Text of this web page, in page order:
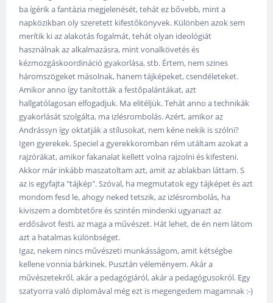
ba ígérik a fantázia megjelenését, tehát ez bővebb, mint a
napközikban oly szeretett kifestőkönyvek. Különben azok sem
merítik ki az alakotás fogalmát, tehát olyan ideológiát
használnak az alkalmazásra, mint vonalkövetés és
kézmozgáskoordináció gyakorlása, stb. Értem, nem szines
háromszögeket másolnak, hanem tájképeket, csendéleteket.
Amikor anno így tanították a festőpalántákat, azt
hallgatólagosan elfogadjuk. Ma elitéljük. Tehát anno a technikák
gyakorlását szolgálta, ma izlésrombolás. Azért, amikor az
Andrássyn így oktatják a stílusokat, nem kéne nekik is szólni?
Igen gyerekek. Speciel a gyerekkoromban rém utáltam azokat a
rajzórákat, amikor fakanalat kellett volna rajzolni és kifesteni.
Akkor már inkább maszatoltam azt, amit az ablakban láttam. S
az is egyfajta "tájkép". Szóval, ha megmutatok egy tájképet és azt
mondom fesd le, ahogy neked tetszik, az izlésrombolás, ha
kiviszem a dombtetőre és szintén mindenki ugyanazt az
erdősávot festi, az maga a művészet. Hát lehet, de én nem látom
azt a hatalmas különbséget.
Igaz, nekem nincs művészeti munkásságom, amit kétségbe
kellene vonnia bárkinek. Pusztán véleményem. Akár a
művészetekről, akár a pedagógiáról, akár a pedagógusokról. Egy
szatyorra való diplomával még ezt is megengedem magamnak :-)